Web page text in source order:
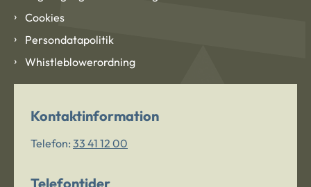
Cookies
Persondatapolitik
Whistleblowerordning
Kontaktinformation
Telefon: 33 41 12 00
Telefontider